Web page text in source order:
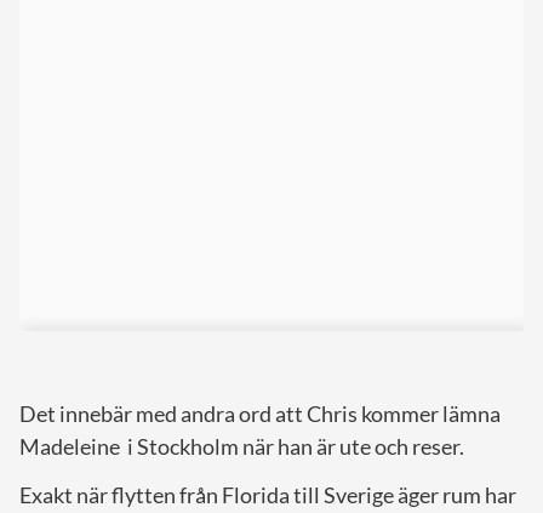
Det innebär med andra ord att Chris kommer lämna
Madeleine i Stockholm när han är ute och reser.
Exakt när flytten från Florida till Sverige äger rum har